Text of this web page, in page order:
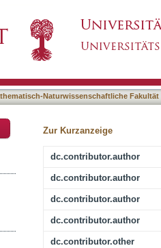
Naturwissenschaftliche Fakultät
Zur Kurzanzeige
dc.contributor.author
dc.contributor.author
dc.contributor.author
dc.contributor.author
dc.contributor.other